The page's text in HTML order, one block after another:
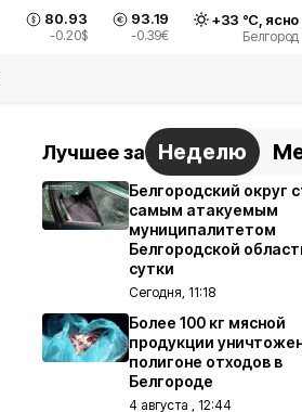
80.93
-0.20$
93.19
-0.39€
+33 °С, ясно
Белгород
Лучшее за Неделю
Белгородский округ
самым атакуемым
муниципалитетом
Белгородской
сутки
Сегодня, 11:18
Более 100 кг мясной
продукции
полигоне отходов в
Белгороде
4 августа , 12:44